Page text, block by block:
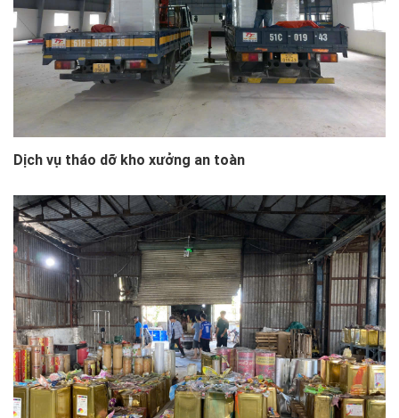
Dịch vụ tháo dỡ kho xưởng an toàn